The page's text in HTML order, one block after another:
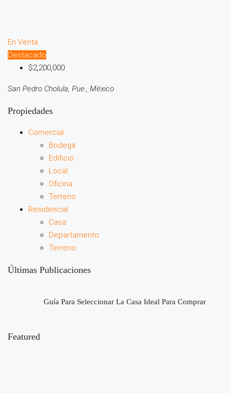
En Venta
Destacado
$2,200,000
San Pedro Cholula, Pue., México
Propiedades
Comercial
Bodega
Edificio
Local
Oficina
Terreno
Residencial
Casa
Departamento
Terreno
Últimas Publicaciones
Guía Para Seleccionar La Casa Ideal Para Comprar
Featured